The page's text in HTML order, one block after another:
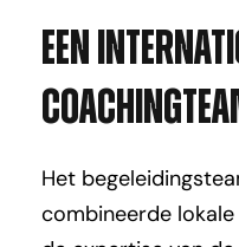
Een
Het
combineerde